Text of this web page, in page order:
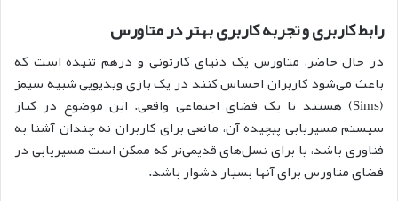
رابط کاربری و تجربه کاربری بهتر در متاورس
در حال حاضر، متاورس یک دنیای کارتونی و درهم تنیده است که
باعث می‌شود کاربران احساس کنند در یک بازی ویدیویی شبیه سیمز
(Sims) هستند تا یک فضای اجتماعی واقعی. این موضوع در کنار
سیستم مسیریابی پیچیده آن، مانعی برای کاربران نه چندان آشنا به
فناوری باشد، یا برای نسل‌های قدیمی‌تر که ممکن است مسیریابی در
فضای متاورس برای آنها بسیار دشوار باشد.